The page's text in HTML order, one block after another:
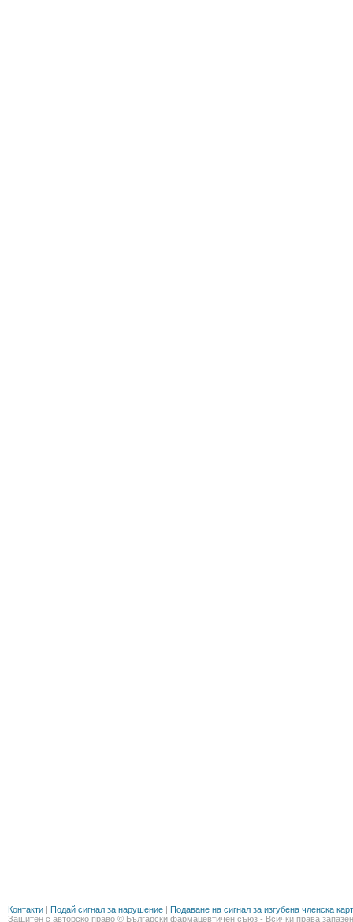
Контакти | Подай сигнал за нарушение | Подаване на сигнал за изгубена членска
Защитен с авторско право © Български фармацевтичен съюз - Всички права